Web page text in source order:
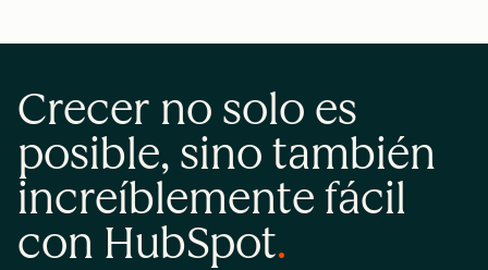
Crecer no solo es
posible, sino también
increíblemente fácil
con HubSpot